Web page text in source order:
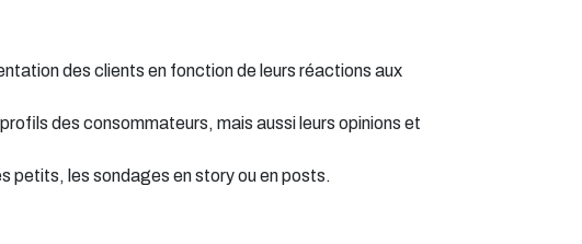
des clients en fonction de leurs réactions aux
des consommateurs, mais aussi leurs opinions et
petits, les sondages en story ou en posts.